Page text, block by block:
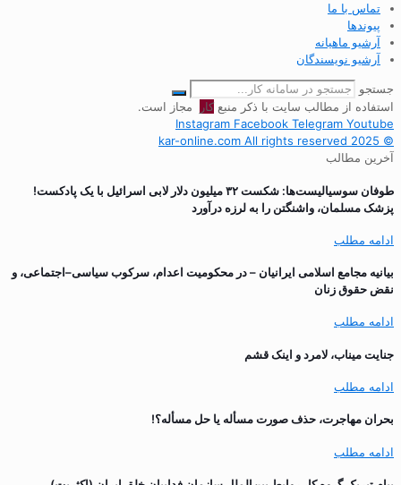
تماس با ما
پیوندها
آرشیو ماهیانه
آرشیو نویسندگان
جستجو
استفاده از مطالب سایت با ذکر منبعکار
مجاز است.
Instagram Facebook Telegram Youtube
© 2025 kar-online.com All rights reserved
آخرین مطالب
طوفان سوسیالیست‌ها: شکست ۳۲ میلیون دلار لابی اسرائیل با یک پادکست!
پزشک مسلمان، واشنگتن را به لرزه درآورد
ادامه مطلب
بیانیه مجامع اسلامی ایرانیان – در محکومیت اعدام، سرکوب سیاسی–اجتماعی، و
نقض حقوق زنان
ادامه مطلب
جنایت میناب، لامرد و اینک قشم
ادامه مطلب
بحران مهاجرت‌، حذف صورت مسأله یا حل مسأله؟!
ادامه مطلب